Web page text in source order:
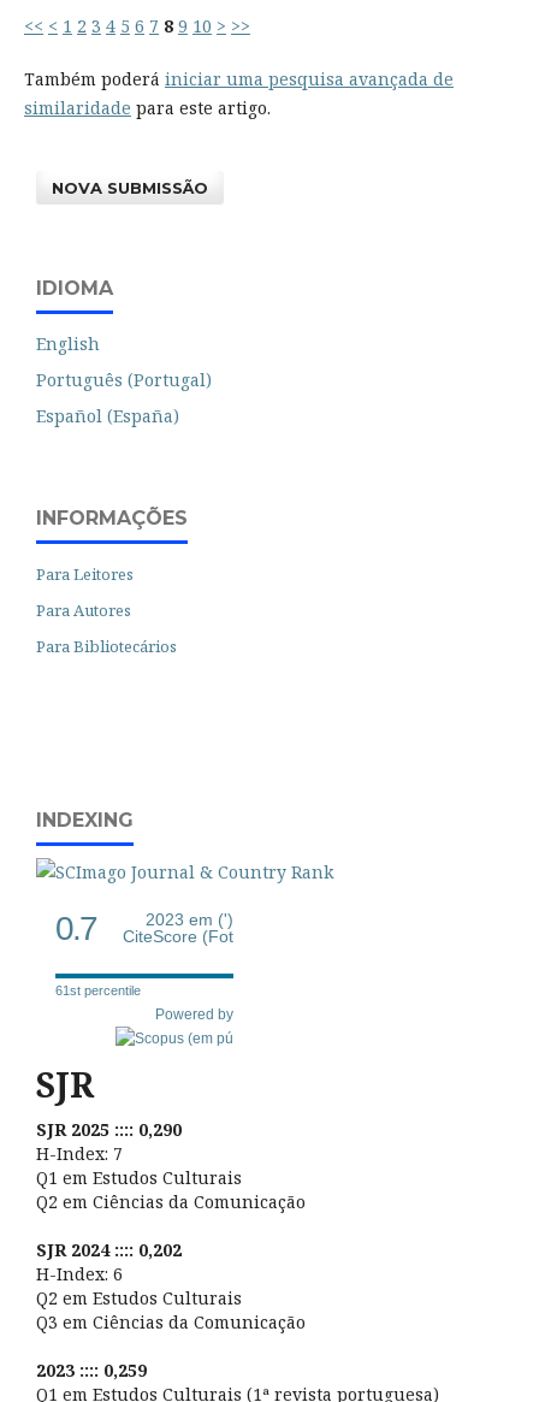
<< < 1 2 3 4 5 6 7 8 9 10 > >>
Também poderá iniciar uma pesquisa avançada de
similaridade para este artigo.
NOVA SUBMISSÃO
IDIOMA
English
Português (Portugal)
Español (España)
INFORMAÇÕES
Para Leitores
Para Autores
Para Bibliotecários
INDEXING
0.7
2023 em (')
CiteScore (Fot
61st percentile
Powered by
SJR
SJR 2025 :::: 0,290
H-Index: 7
Q1 em Estudos Culturais
Q2 em Ciências da Comunicação
SJR 2024 :::: 0,202
H-Index: 6
Q2 em Estudos Culturais
Q3 em Ciências da Comunicação
2023 :::: 0,259
Q1 em Estudos Culturais (1ª revista portuguesa)